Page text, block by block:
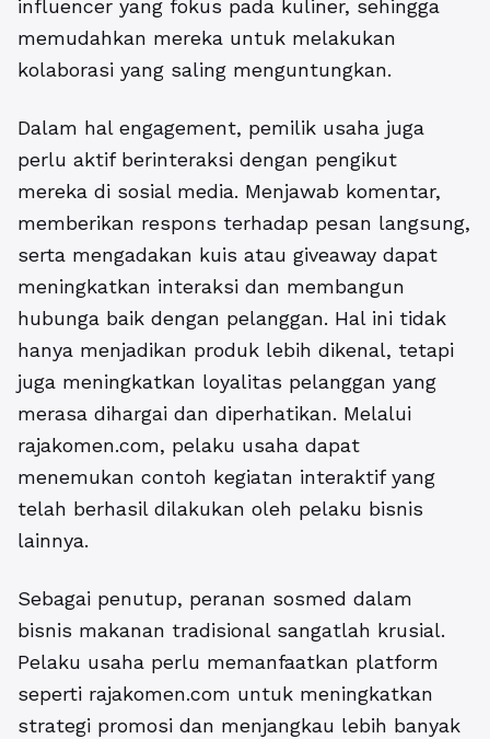
influencer yang fokus pada kuliner, sehingga
memudahkan mereka untuk melakukan
kolaborasi yang saling menguntungkan.
Dalam hal engagement, pemilik usaha juga
perlu aktif berinteraksi dengan pengikut
mereka di sosial media. Menjawab komentar,
memberikan respons terhadap pesan langsung,
serta mengadakan kuis atau giveaway dapat
meningkatkan interaksi dan membangun
hubunga baik dengan pelanggan. Hal ini tidak
hanya menjadikan produk lebih dikenal, tetapi
juga meningkatkan loyalitas pelanggan yang
merasa dihargai dan diperhatikan. Melalui
rajakomen.com, pelaku usaha dapat
menemukan contoh kegiatan interaktif yang
telah berhasil dilakukan oleh pelaku bisnis
lainnya.
Sebagai penutup, peranan sosmed dalam
bisnis makanan tradisional sangatlah krusial.
Pelaku usaha perlu memanfaatkan platform
seperti rajakomen.com untuk meningkatkan
strategi promosi dan menjangkau lebih banyak